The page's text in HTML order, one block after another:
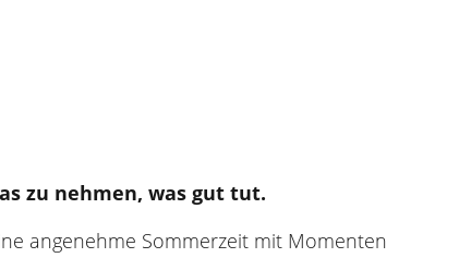
zu nehmen, was gut tut.
angenehme Sommerzeit mit Momenten